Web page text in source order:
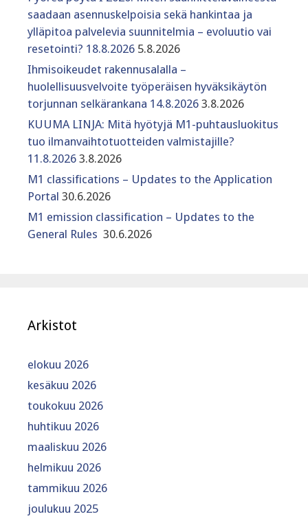
saadaan asennuskelpoisia sekä hankintaa ja
ylläpitoa palvelevia suunnitelmia – evoluutio vai
resetointi? 18.8.2026 5.8.2026
Ihmisoikeudet rakennusalalla –
huolellisuusvelvoite työperäisen hyväksikäytön
torjunnan selkärankana 14.8.2026 3.8.2026
KUUMA LINJA: Mitä hyötyjä M1-puhtausluokitus
tuo ilmanvaihtotuotteiden valmistajille?
11.8.2026 3.8.2026
M1 classifications – Updates to the Application
Portal 30.6.2026
M1 emission classification – Updates to the
General Rules 30.6.2026
Arkistot
elokuu 2026
kesäkuu 2026
toukokuu 2026
huhtikuu 2026
maaliskuu 2026
helmikuu 2026
tammikuu 2026
joulukuu 2025